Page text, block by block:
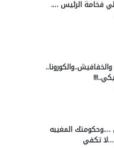
فخامة الرئيس ….
….وحكومتك المغيبه
تكفي